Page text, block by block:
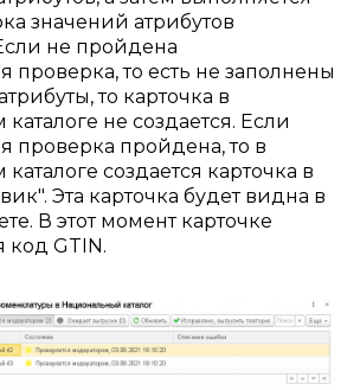
значений атрибутов
не пройдена
проверка, то есть не заполнены
то карточка в
не создается. Если
проверка пройдена, то в
создается карточка в
Эта карточка будет видна в
В этот момент карточке
код GTIN.